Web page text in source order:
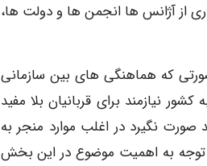
از آژانس ها انجمن ها و دولت ها،
که هماهنگی های بین سازمانی
نیازمند برای قربانیان بلا مفید
نگیرد در اغلب موارد منجر به
عنوان بلای ثانویه به شمار میآید .(۱) از این رو با توجه به اهمیت موضوع در این بخش